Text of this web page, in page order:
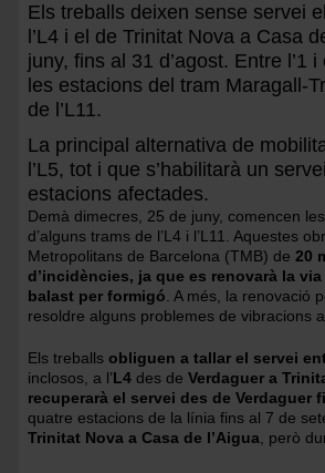
Els treballs deixen sense servei
l’L4 i el de Trinitat Nova a Casa
juny, fins al 31 d’agost. Entre l’1
les estacions del tram Maragall-
de l’L11.
La principal alternativa de
l’L5, tot i que s’habilitarà un
estacions afectades.
Demà dimecres, 25 de juny, comencen
d’alguns trams de l’L4 i l’L11. Aquestes
Metropolitans de Barcelona (TMB) de 20
d’incidències, ja que es renovarà la
balast per formigó . A més, la renovació
resoldre alguns problemes de vibracions
Els treballs obliguen a tallar el servei
inclosos, a l’L4 des de Verdaguer a
recuperarà el servei des de Verdaguer
quatre estacions de la línia fins al 7 de
Trinitat Nova a Casa de l’Aigua , però